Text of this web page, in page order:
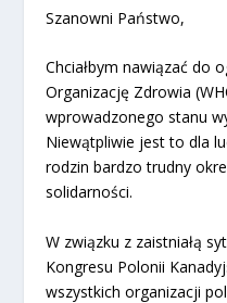
Szanowni Państwo,
Chciałbym nawiązać do
Organizację Zdrowia
wprowadzonego stanu
Niewątpliwie jest to dla
rodzin bardzo trudny
solidarności.
W związku z zaistniałą
Kongresu Polonii
wszystkich organizacji